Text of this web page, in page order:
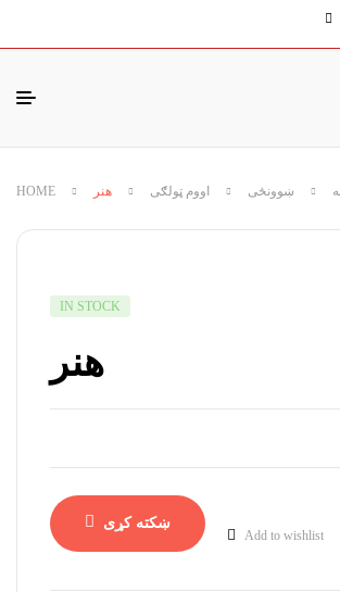
HOME ښوونځی اووم ټولګی هنر
IN STOCK
هنر
ښکته کړی
Add to wishlist